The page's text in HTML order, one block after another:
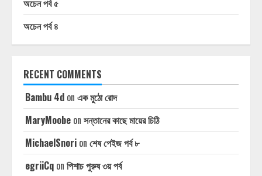
অচেন পর্ব ৫
অচেন পর্ব ৪
RECENT COMMENTS
Bambu 4d on এক মুঠো রোদ
MaryMoobe on সন্তানের কাছে মায়ের চিঠি
MichaelSnori on শেষ পেইজ পর্ব ৮
egriiCq on পিশাচ পুরুষ ৩য় পর্ব